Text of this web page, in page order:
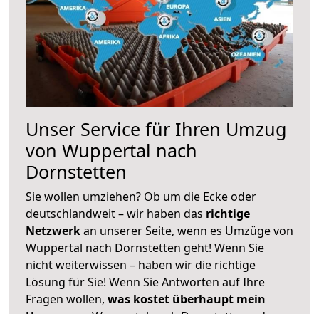
Unser Service für Ihren Umzug
von Wuppertal nach
Dornstetten
Sie wollen umziehen? Ob um die Ecke oder
deutschlandweit – wir haben das richtige
Netzwerkan unserer Seite, wenn es Umzüge von
Wuppertal nach Dornstetten geht! Wenn Sie
nicht weiterwissen – haben wir die richtige
Lösung für Sie! Wenn Sie Antworten auf Ihre
Fragen wollen, was kostet überhaupt mein